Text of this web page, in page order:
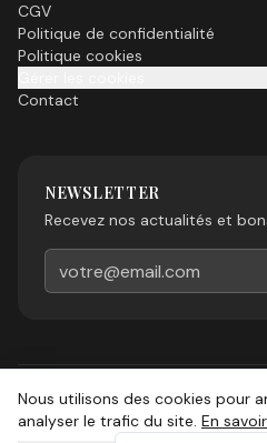
CGV
Politique de confidentialité
Politique cookies
Contact
NEWSLETTER
Recevez nos actualités et
©2026Esprit Sud
Nous utilisons des cookies pour
analyser le trafic du site. En